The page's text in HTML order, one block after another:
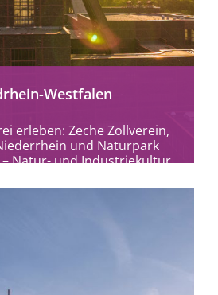
mehr erfahren
Westfalen
erleben: Zeche Zollverein,
und Naturpark
– Natur- und Industriekultur